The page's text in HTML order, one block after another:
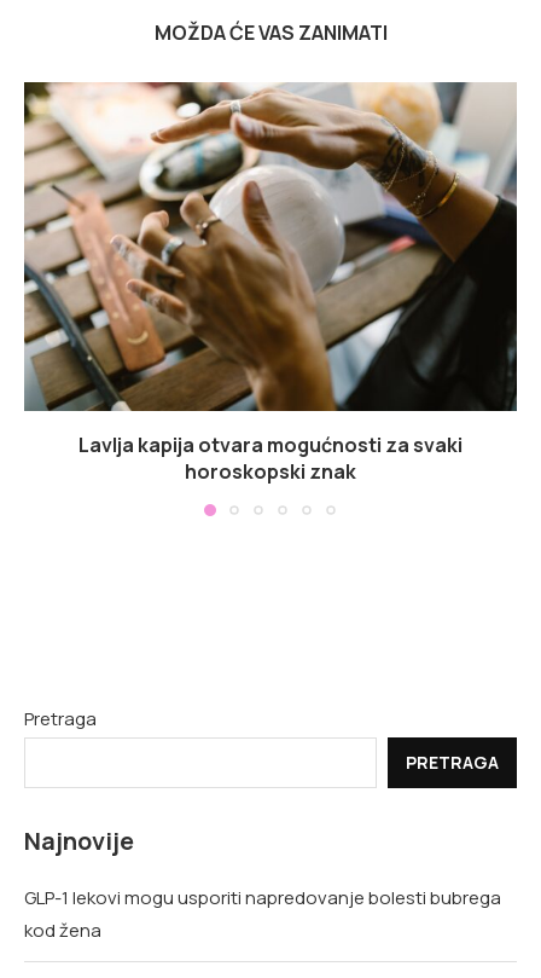
MOŽDA ĆE VAS ZANIMATI
Lavlja kapija otvara mogućnosti za svaki
horoskopski znak
Pretraga
PRETRAGA
Najnovije
GLP-1 lekovi mogu usporiti napredovanje bolesti bubrega
kod žena